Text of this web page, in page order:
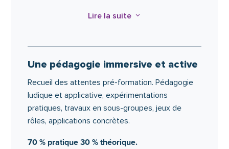
Recherche de pistes d’amélioration.
pour aider la direction à la prise de décision.
3Exploiter la démarche
d’accompagnement de la mobilité
de la personne aidée en prenant
soin de l’autre et de soi pour
développer des situations
d’apprentissage
Lire la suite 3
Une pédagogie immersive et active
Recueil des attentes pré-formation. Pédagogie
ludique et applicative, expérimentations
pratiques, travaux en sous-groupes, jeux de
rôles, applications concrètes.
70 % pratique 30 % théorique.